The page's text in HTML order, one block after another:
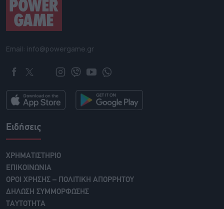
Email: info@powergame.gr
Ειδήσεις
ΧΡΗΜΑΤΙΣΤΗΡΙΟ
ΕΠΙΚΟΙΝΩΝΙΑ
ΟΡΟΙ ΧΡΗΣΗΣ – ΠΟΛΙΤΙΚΗ ΑΠΟΡΡΗΤΟΥ
ΔΗΛΩΣΗ ΣΥΜΜΟΡΦΩΣΗΣ
ΤΑΥΤΟΤΗΤΑ